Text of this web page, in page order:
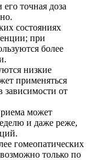
точная доза
состояниях
при
более
низкие
применяться
зависимости от
может
и даже реже,
гомеопатических
только по